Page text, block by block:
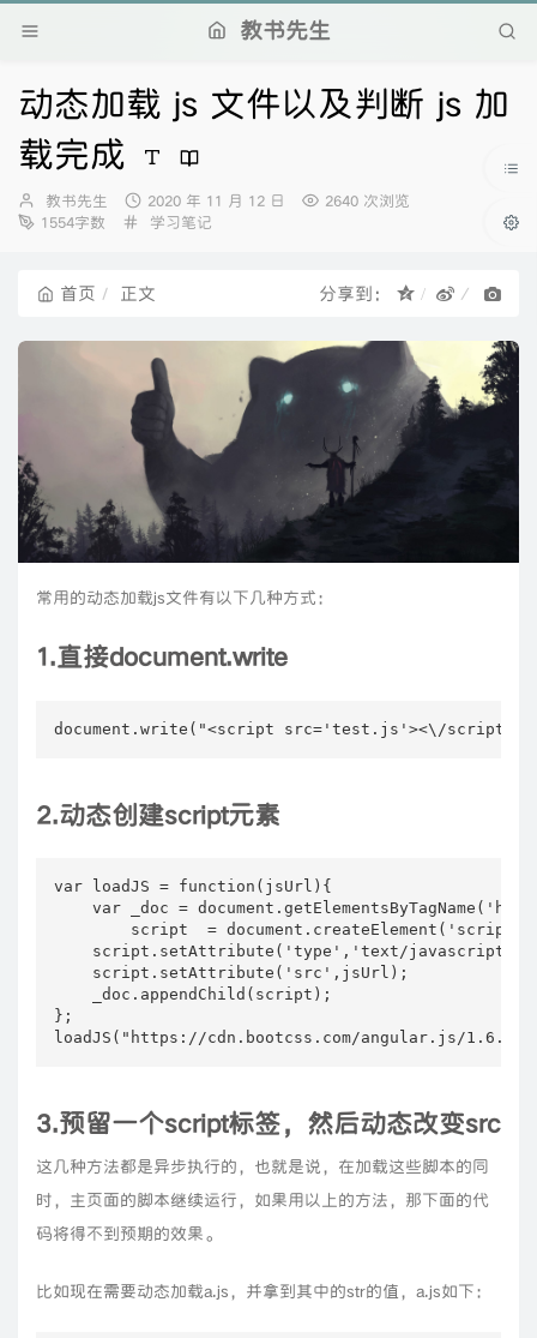
教书先生
动态加载 js 文件以及判断 js 加
载完成
博
主：
教书先生
发
布
2020 年 11 月 12 日
2640 次浏览
1554字数
分
学习笔记
首页 正文 分享到：
常用的动态加载js文件有以下几种方式：
1.直接document.write
2.动态创建script元素
var loadJS = function(jsUrl){
var _doc =
script  =
    script.setAttribute('type','text/javascript');
    script.setAttribute('src',jsUrl);
    _doc.appendChild(script);
};
3.预留一个script标签，然后动态改变src
这几种方法都是异步执行的，也就是说，在加载这些脚本的同
时，主页面的脚本继续运行，如果用以上的方法，那下面的代
码将得不到预期的效果。
比如现在需要动态加载a.js，并拿到其中的str的值，a.js如下：